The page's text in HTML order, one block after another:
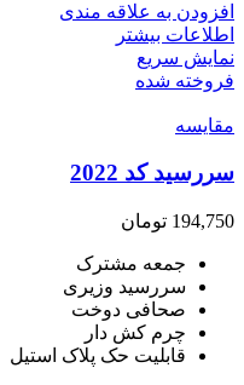
افزودن به علاقه مندی
اطلاعات بیشتر
نمایش سریع
فروخته شده
مقايسه
سررسید کد 2022
194,750 تومان
جمعه مشترک
سررسید وزیری
صحافی دوخت
چرم کش دار
قابلیت حک پلاک استیل